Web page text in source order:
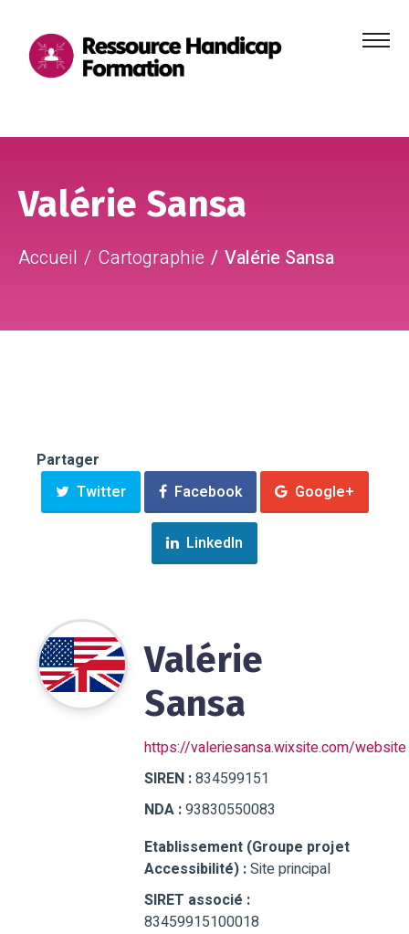
Menu
Valérie Sansa
Accueil Cartographie Valérie Sansa
Partager
Twitter
Facebook Google+
LinkedIn
Valérie
Sansa
https://valeriesansa.wixsite.com/website
SIREN :834599151
NDA :93830550083
Etablissement (Groupe projet
Accessibilité) :Site principal
SIRET associé :
83459915100018